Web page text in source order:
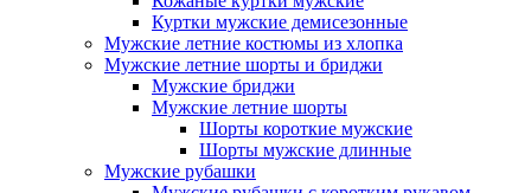
Куртки мужские демисезонные
Мужские летние костюмы из хлопка
Мужские летние шорты и бриджи
Мужские бриджи
Мужские летние шорты
Шорты короткие мужские
Шорты мужские длинные
Мужские рубашки